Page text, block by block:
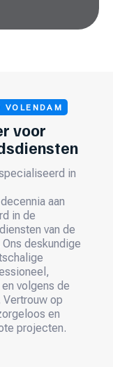
VOLENDAM
voor
in
aan
in de
van de
deskundige
volgens de
op
en
projecten.